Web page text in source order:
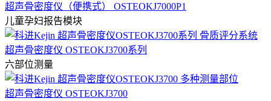
超声骨密度仪（便携式） OSTEOKJ7000P1
儿童孕妇报告模块
超声骨密度仪 OSTEOKJ3700系列
六部位测量
超声骨密度仪 OSTEOKJ3700